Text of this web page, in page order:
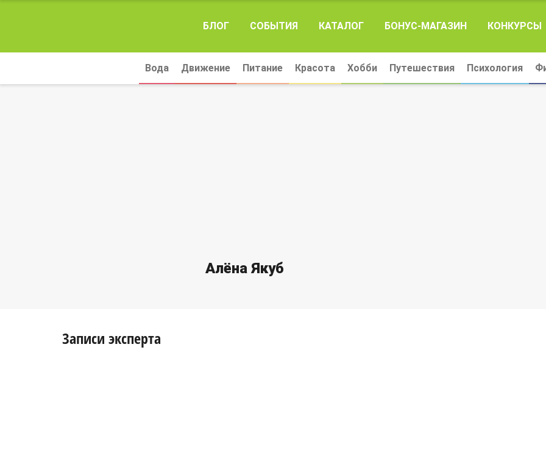
БЛОГ СОБЫТИЯ КАТАЛОГ БОНУС-МАГАЗИН КОНКУРСЫ
Вода Движение Питание Красота Хобби Путешествия Психология
Алёна Якуб
Записи эксперта